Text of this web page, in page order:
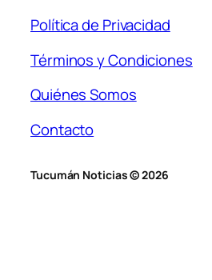
Política de Privacidad
Términos y Condiciones
Quiénes Somos
Contacto
Tucumán Noticias © 2026